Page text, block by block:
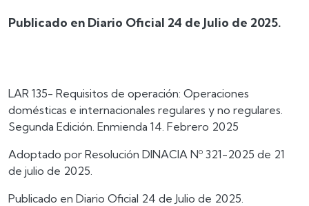
Publicado en Diario Oficial 24 de Julio de 2025.
LAR 135- Requisitos de operación: Operaciones
domésticas e internacionales regulares y no regulares.
Segunda Edición. Enmienda 14. Febrero 2025
Adoptado por Resolución DINACIA Nº 321-2025 de 21
de julio de 2025.
Publicado en Diario Oficial 24 de Julio de 2025.